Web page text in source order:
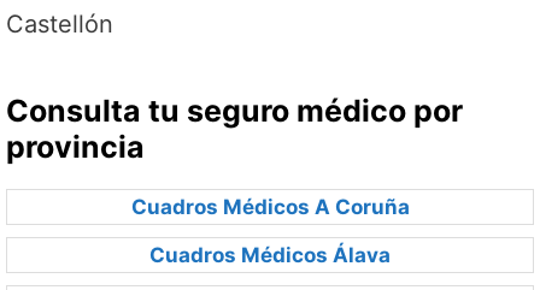
Castellón
Consulta tu seguro médico por
provincia
Cuadros Médicos A Coruña
Cuadros Médicos Álava